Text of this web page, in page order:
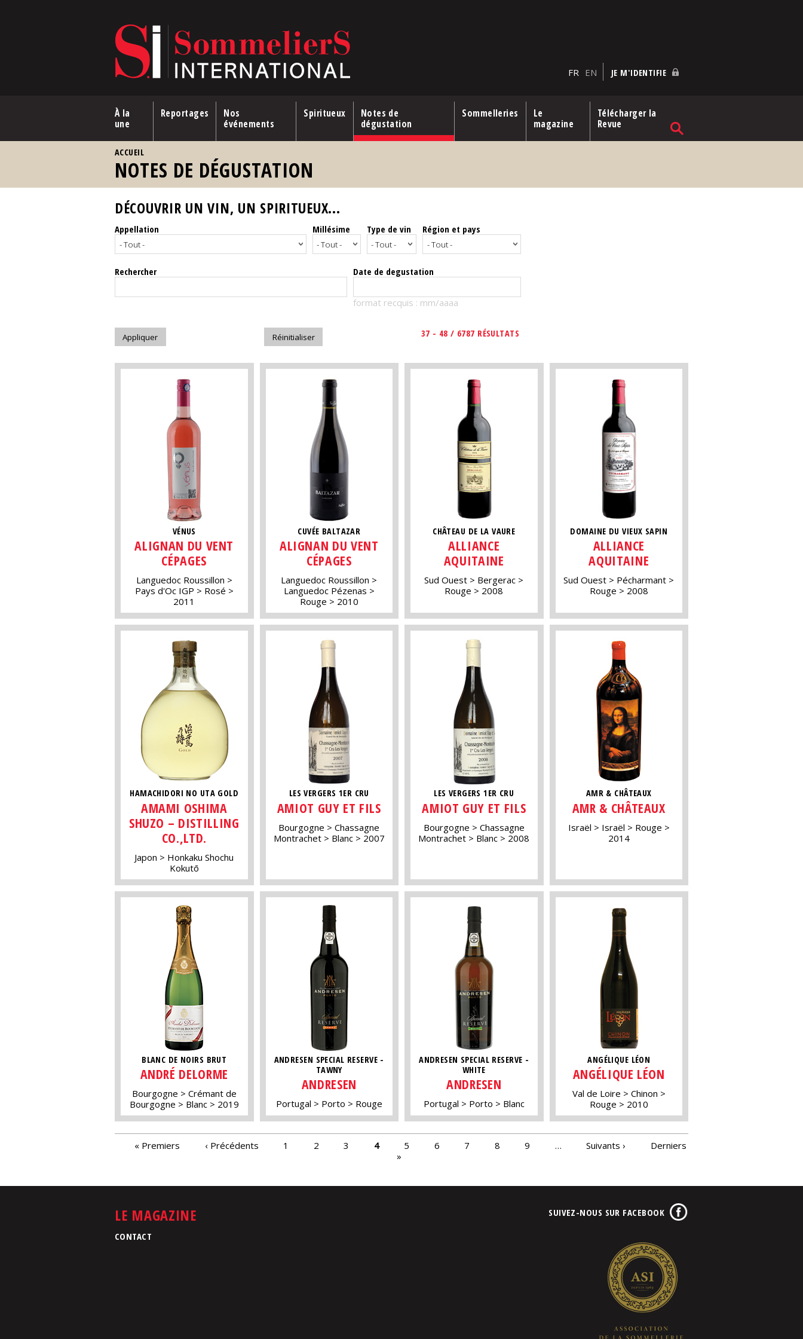
FR EN JE M'IDENTIFIE
À la
une
Reportages
Nos
événements
Spiritueux
Notes de
dégustation
Sommelleries
Le
magazine
Télécharger la
Revue
ACCUEIL
NOTES DE DÉGUSTATION
DÉCOUVRIR UN VIN, UN SPIRITUEUX...
Appellation Millésime Type de vin Région et pays
Rechercher Date de degustation
format recquis : mm/aaaa
37 - 48 / 6787 RÉSULTATS
VÉNUS
ALIGNAN DU VENT
CÉPAGES
Languedoc Roussillon
Pays d'Oc IGP
Rosé
2011
CUVÉE BALTAZAR
ALIGNAN DU VENT
CÉPAGES
Languedoc Roussillon
Languedoc Pézenas
Rouge
2010
CHÂTEAU DE LA VAURE
ALLIANCE
AQUITAINE
Sud Ouest
Bergerac
Rouge
2008
DOMAINE DU VIEUX SAPIN
ALLIANCE
AQUITAINE
Sud Ouest
Pécharmant
Rouge
2008
HAMACHIDORI NO UTA GOLD
AMAMI OSHIMA
SHUZO – DISTILLING
CO.,LTD.
Japon
Honkaku Shochu
Kokutō
LES VERGERS 1ER CRU
AMIOT GUY ET FILS
Bourgogne
Chassagne
Montrachet
Blanc 2007
LES VERGERS 1ER CRU
AMIOT GUY ET FILS
Bourgogne
Chassagne
Montrachet
Blanc 2008
AMR & CHÂTEAUX
AMR & CHÂTEAUX
Israël Israël
Rouge
2014
BLANC DE NOIRS BRUT
ANDRÉ DELORME
Bourgogne
Crémant de
Bourgogne
Blanc 2019
ANDRESEN SPECIAL RESERVE -
TAWNY
ANDRESEN
Portugal Porto Rouge
ANDRESEN SPECIAL RESERVE -
WHITE
ANDRESEN
Portugal Porto Blanc
ANGÉLIQUE LÉON
ANGÉLIQUE LÉON
Val de Loire
Chinon
Rouge
2010
PAGES
« Premiers ‹ Précédents 1 2 3 4 5 6 7 8 9 … Suivants ›
Derniers
»
LE MAGAZINE
CONTACT
SUIVEZ-NOUS SUR FACEBOOK